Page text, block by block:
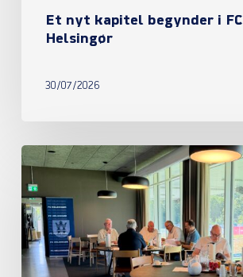
Et nyt kapitel begynder i FC
Helsingør
30/07/2026
Referat
fra
ordinær
generalforsamling
2026